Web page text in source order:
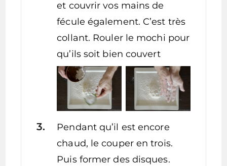
et couvrir vos mains de
fécule également. C’est très
collant. Rouler le mochi pour
qu’ils soit bien couvert
Pendant qu’il est encore
chaud, le couper en trois.
Puis former des disques.